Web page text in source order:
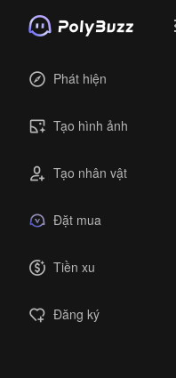
Phát hiện
Tạo hình ảnh
Tạo nhân vật
Đặt mua
Tiền xu
Đăng ký